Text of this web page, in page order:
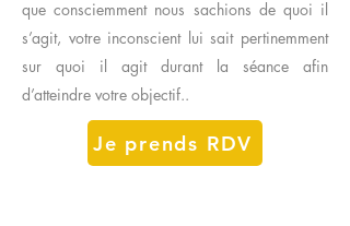
que consciemment nous sachions de quoi il
s’agit, votre inconscient lui sait pertinemment
sur quoi il agit durant la séance afin
d’atteindre votre objectif..
Je prends RDV